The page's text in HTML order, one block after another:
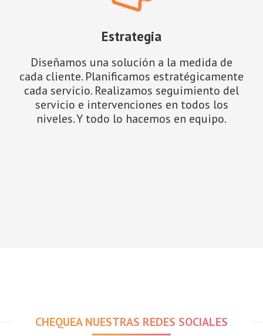
Estrategia
Diseñamos una solución a la medida de
cada cliente. Planificamos estratégicamente
cada servicio. Realizamos seguimiento del
servicio e intervenciones en todos los
niveles. Y todo lo hacemos en equipo.
CHEQUEA NUESTRAS REDES SOCIALES